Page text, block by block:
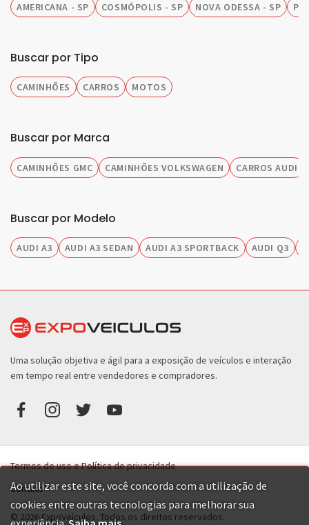
AMERICANA - SP COSMÓPOLIS - SP NOVA ODESSA - SP
Buscar por Tipo
CAMINHÕES CARROS MOTOS
Buscar por Marca
CAMINHÕES GMC CAMINHÕES VOLKSWAGEN CARROS AUDI
Buscar por Modelo
AUDI A3 AUDI A3 SEDAN AUDI A3 SPORTBACK AUDI Q3
Ao utilizar este site, você concorda com a utilização de
cookies entre outras tecnologias para melhorar sua
Uma solução objetiva e ágil para a exposição de veículos e interação
em tempo real entre vendedores e compradores.
Termos de uso e Política de privacidade
Contato
© 2026 ExpoVeículos. Todos os direitos reservados.